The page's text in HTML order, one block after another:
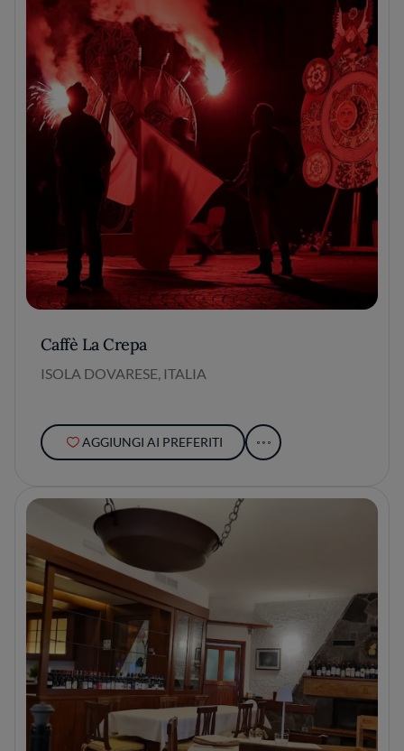
Caffè La Crepa
ISOLA DOVARESE, ITALIA
AGGIUNGI AI PREFERITI